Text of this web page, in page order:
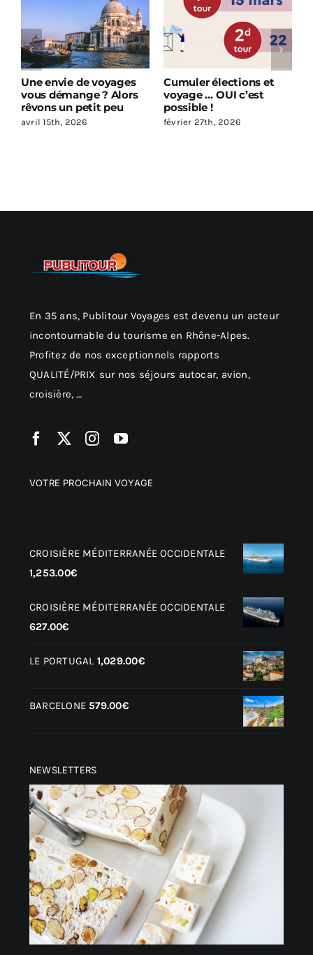
Une envie de voyages
vous démange ? Alors
rêvons un petit peu
avril 15th, 2026
Cumuler élections et
voyage … OUI c’est
possible !
février 27th, 2026
En 35 ans, Publitour Voyages est devenu un acteur
incontournable du tourisme en Rhône-Alpes.
Profitez de nos exceptionnels rapports
QUALITÉ/PRIX sur nos séjours autocar, avion,
croisière, …
VOTRE PROCHAIN VOYAGE
CROISIÈRE MÉDITERRANÉE OCCIDENTALE
1,253.00€
CROISIÈRE MÉDITERRANÉE OCCIDENTALE
627.00€
LE PORTUGAL 1,029.00€
BARCELONE 579.00€
NEWSLETTERS